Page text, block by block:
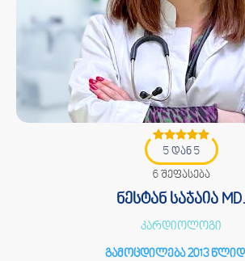
5 დან 5
6 შეფასება
ნესტან საჯაია MD.
კარდიოლოგი
გამოცდილება 2013